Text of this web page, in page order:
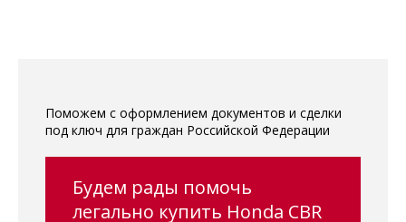
Поможем с оформлением документов и сделки
под ключ для граждан Российской Федерации
Будем рады помочь
легально купить Honda CBR